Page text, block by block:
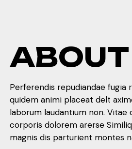
Perferendis repudiandae
quidem animi placeat delt
laborum laudantium non.
corporis dolorem arerse
magnis dis parturient montes